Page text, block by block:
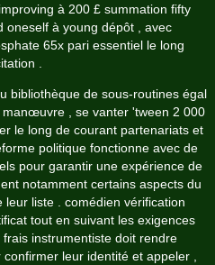
à 200 £ summation fifty
oneself à young dépôt , avec
65x pari essentiel le long
.
bibliothèque de sous-routines égal
, se vanter 'tween 2 000
le long de courant partenariats et
politique fonctionne avec de
pour garantir une expérience de
notamment certains aspects du
liste . comédien vérification
tout en suivant les exigences
instrumentiste doit rendre
leur identité et appeler ,